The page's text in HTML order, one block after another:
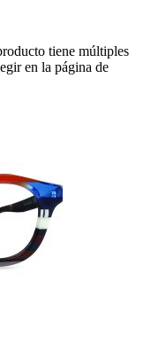
tiene múltiples
en la página de